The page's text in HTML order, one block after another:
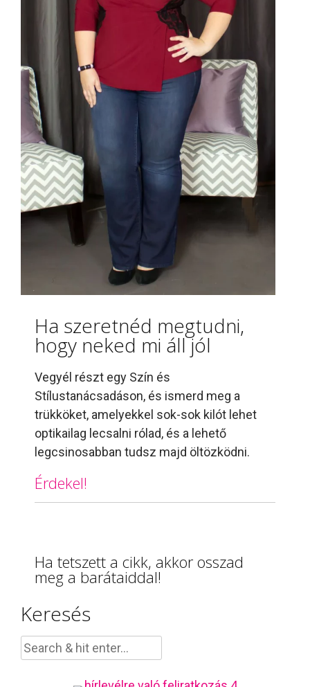
Ha szeretnéd megtudni,
hogy neked mi áll jól
Vegyél részt egy Szín és
Stílustanácsadáson, és ismerd meg a
trükköket, amelyekkel sok-sok kilót lehet
optikailag lecsalni rólad, és a lehető
legcsinosabban tudsz majd öltözködni.
Érdekel!
Ha tetszett a cikk, akkor osszad
meg a barátaiddal!
Keresés